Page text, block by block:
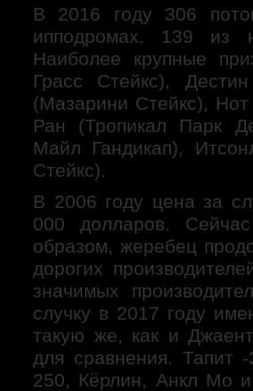
В 2016 году 306
ипподромах. 139 из
Наиболее крупные
Грасс Стейкс),
(Мазарини Стейкс),
Ран (Тропикал Парк
Майл Гандикап),
Стейкс).
В 2006 году цена за
000 долларов.
образом, жеребец
дорогих
значимых
случку в 2017 году
такую же, как и
для сравнения. Тапит
250, Кёрлин, Анкл Мо